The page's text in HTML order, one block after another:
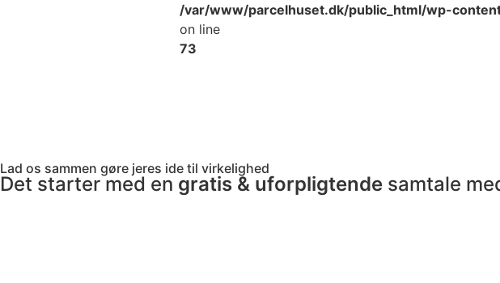
/var/www/parcelhuset.dk/public_html/wp-
on line
73
Lad os sammen gøre jeres ide til virkelighed
Det starter med en gratis & uforpligtende samtale